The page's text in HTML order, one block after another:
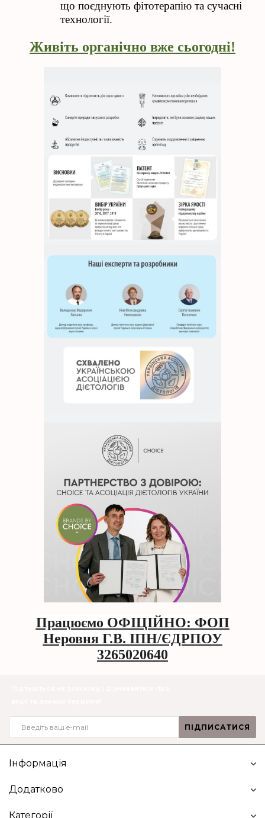
що поєднують фітотерапію та сучасні
технології.
Живіть органічно вже сьогодні!
Працюємо ОФІЦІЙНО: ФОП
Неровня Г.В. ІПН/ЄДРПОУ
3265020640
ПІДПИСАТИСЯ
Інформація
Додатково
Категорії